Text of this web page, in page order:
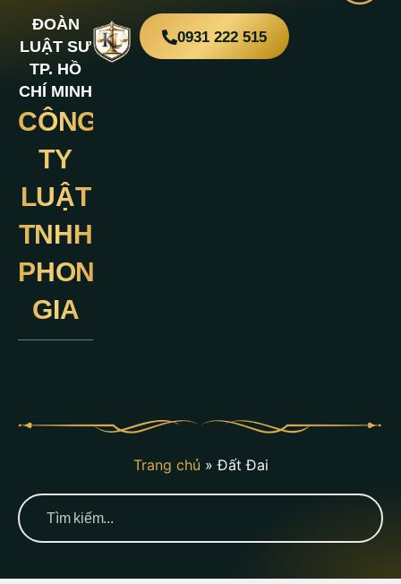
ĐOÀN
LUẬT SƯ
TP. HỒ
CHÍ MINH
CÔNG
TY
LUẬT
TNHH
PHONG
GIA
0931 222 515
Trang chủ »Đất Đai